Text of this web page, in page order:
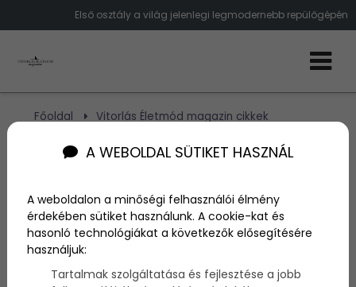
Első osztály a világ jelenlegi legmodernebb repülőgépén
Főoldal
Vitorlás Életmód magazin cikkek
repülőgépén
Ilyen az első osztály a világ
legmodernebb
repülőgépén
A WEBOLDAL SÜTIKET HASZNÁL
A weboldalon a minőségi felhasználói élmény
érdekében sütiket használunk. A cookie-kat és
hasonló technológiákat a következők elősegítésére
használjuk:
Tartalmak szolgáltatása és fejlesztése a jobb